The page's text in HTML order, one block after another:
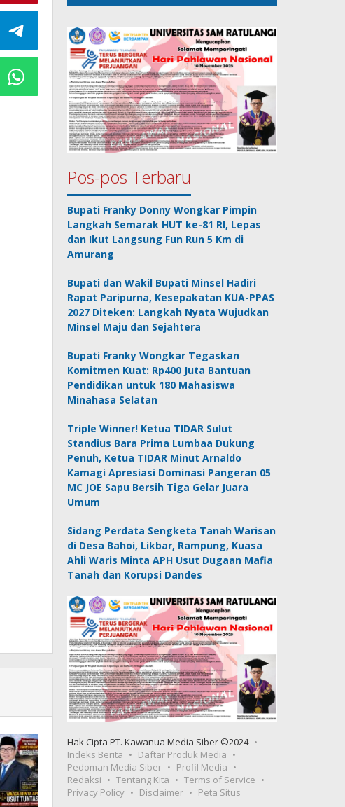
Pos-pos Terbaru
Bupati Franky Donny Wongkar Pimpin
Langkah Semarak HUT ke-81 RI, Lepas
dan Ikut Langsung Fun Run 5 Km di
Amurang
Bupati dan Wakil Bupati Minsel Hadiri
Rapat Paripurna, Kesepakatan KUA-PPAS
2027 Diteken: Langkah Nyata Wujudkan
Minsel Maju dan Sejahtera
Bupati Franky Wongkar Tegaskan
Komitmen Kuat: Rp400 Juta Bantuan
Pendidikan untuk 180 Mahasiswa
Minahasa Selatan
Triple Winner! Ketua TIDAR Sulut
Standius Bara Prima Lumbaa Dukung
Penuh, Ketua TIDAR Minut Arnaldo
Kamagi Apresiasi Dominasi Pangeran 05
MC JOE Sapu Bersih Tiga Gelar Juara
Umum
Sidang Perdata Sengketa Tanah Warisan
di Desa Bahoi, Likbar, Rampung, Kuasa
Ahli Waris Minta APH Usut Dugaan Mafia
Tanah dan Korupsi Dandes
Hak Cipta PT. Kawanua Media Siber ©2024
Indeks Berita
Daftar Produk Media
Pedoman Media Siber
Profil Media
Redaksi
Tentang Kita
Terms of Service
Privacy Policy
Disclaimer Peta Situs